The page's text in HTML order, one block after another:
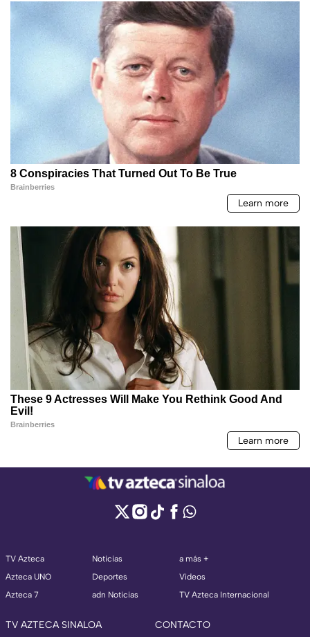
TV Azteca
Azteca UNO
Azteca 7
Noticias
Deportes
adn Noticias
a más +
Videos
TV Azteca Internacional
TV AZTECA SINALOA CONTACTO